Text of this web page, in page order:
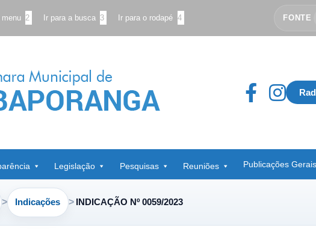
menu 2 Ir para a busca 3 Ir para o rodapé 4 FONTE
Legislação Pesquisas Reuniões Publicações Gerais
Indicações INDICAÇÃO Nº 0059/2023